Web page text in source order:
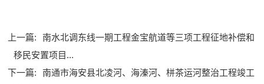
上一篇:
南水北调东线一期工程金宝航道等三项工程征地补偿和
移民安置项目...
下一篇:
南通市海安县北凌河、海溱河、栟茶运河整治工程竣工